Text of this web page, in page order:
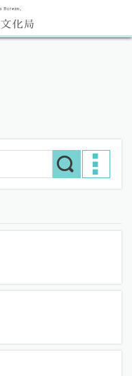
北區國稅局花蓮縣分局
北區國稅局花蓮縣分局